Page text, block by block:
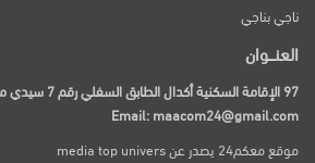
ناجي بناجي
العنـــوان
97 الإقامة السكنية أكدال الطابق السفلي رقم 7 سيدي مومن الدار البيضاء
Email: maacom24@gmail.com
موقع معكم24 يصدر عن media top univers